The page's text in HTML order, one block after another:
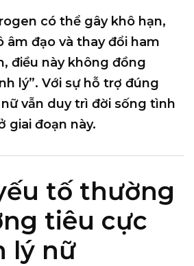
có thể gây khô hạn,
âm đạo và thay đổi ham
điều này không đồng
lý”. Với sự hỗ trợ đúng
vẫn duy trì đời sống tình
giai đoạn này.
tố thường
tiêu cực
lý nữ